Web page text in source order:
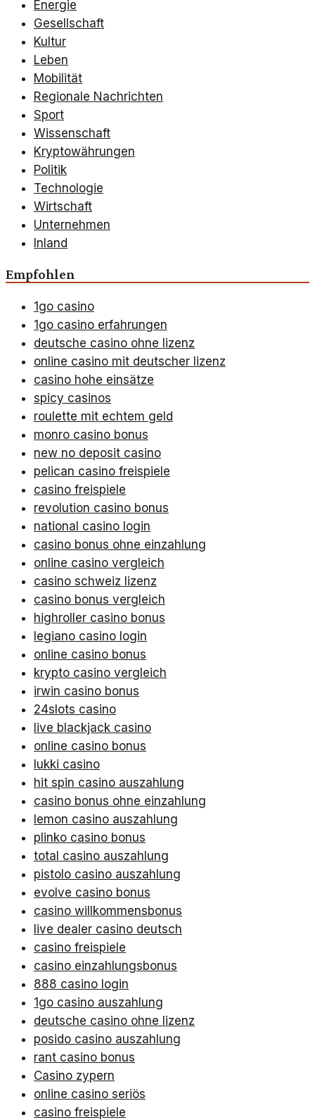
Energie
Gesellschaft
Kultur
Leben
Mobilität
Regionale Nachrichten
Sport
Wissenschaft
Kryptowährungen
Politik
Technologie
Wirtschaft
Unternehmen
Inland
Empfohlen
1go casino
1go casino erfahrungen
deutsche casino ohne lizenz
online casino mit deutscher lizenz
casino hohe einsätze
spicy casinos
roulette mit echtem geld
monro casino bonus
new no deposit casino
pelican casino freispiele
casino freispiele
revolution casino bonus
national casino login
casino bonus ohne einzahlung
online casino vergleich
casino schweiz lizenz
casino bonus vergleich
highroller casino bonus
legiano casino login
online casino bonus
krypto casino vergleich
irwin casino bonus
24slots casino
live blackjack casino
online casino bonus
lukki casino
hit spin casino auszahlung
casino bonus ohne einzahlung
lemon casino auszahlung
plinko casino bonus
total casino auszahlung
pistolo casino auszahlung
evolve casino bonus
casino willkommensbonus
live dealer casino deutsch
casino freispiele
casino einzahlungsbonus
888 casino login
1go casino auszahlung
deutsche casino ohne lizenz
posido casino auszahlung
rant casino bonus
Casino zypern
online casino seriös
casino freispiele